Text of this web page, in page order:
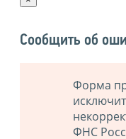
Сообщить об
Форма
ФНС